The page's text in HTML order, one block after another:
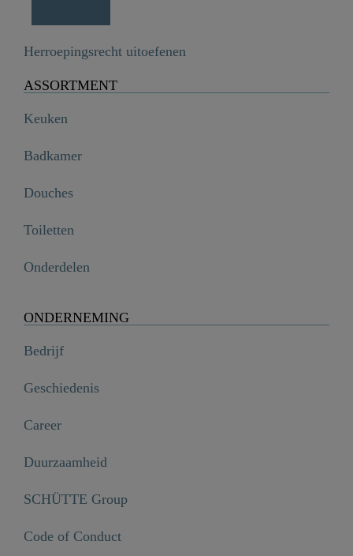
Herroepingsrecht uitoefenen
ASSORTMENT
Keuken
Badkamer
Douches
Toiletten
Onderdelen
ONDERNEMING
Bedrijf
Geschiedenis
Career
Duurzaamheid
SCHÜTTE Group
Code of Conduct